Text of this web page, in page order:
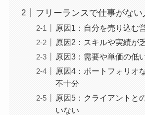
フリーランスで仕事がない
原因1：自分を売り込む
原因2：スキルや実績が
原因3：需要や単価の低
原因4：ポートフォリオ
不十分
原因5：クライアントと
いない